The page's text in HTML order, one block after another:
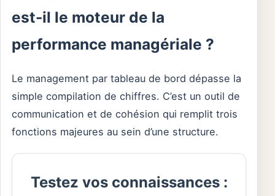
est-il le moteur de la
performance managériale ?
Le management par tableau de bord dépasse la
simple compilation de chiffres. C’est un outil de
communication et de cohésion qui remplit trois
fonctions majeures au sein d’une structure.
Testez vos connaissances :